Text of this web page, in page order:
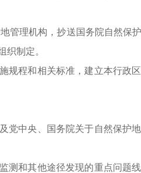
管理机构，抄送国务院自然保
织制定。
规程和相关标准，建立本行政
党中央、国务院关于自然保护
测和其他途径发现的重点问题